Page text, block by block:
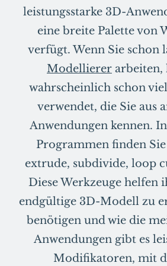
leistungsstarke 3D-
eine breite Palette von
verfügt. Wenn Sie schon
Modellierer arbeiten,
wahrscheinlich schon
verwendet, die Sie aus
Anwendungen kennen.
Programmen finden
extrude, subdivide, loop
Diese Werkzeuge helfen
endgültige 3D-Modell zu
benötigen und wie die
Anwendungen gibt es
Modifikatoren, mit